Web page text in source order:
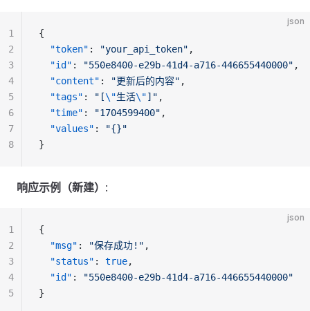
json
{
  "token"
: "your_api_token" ,
  "id"
: "550e8400-e29b-41d4-a716-446655440000" ,
  "content"
: "更新后的内容" ,
  "tags"
: "[\"生活\"]" ,
  "time"
: "1704599400" ,
  "values"
:
"{}"
}
1
2
3
4
5
6
7
8
响应示例（新建） :
json
{
  "msg"
: "保存成功!" ,
  "status"
: true,
  "id"
:
"550e8400-e29b-41d4-a716-446655440000"
}
1
2
3
4
5